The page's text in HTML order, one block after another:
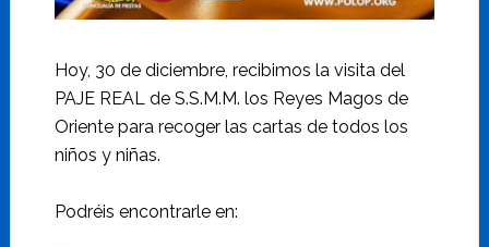
Hoy, 30 de diciembre, recibimos la visita del
PAJE REAL de S.S.M.M. los Reyes Magos de
Oriente para recoger las cartas de todos los
niños y niñas.
Podréis encontrarle en: